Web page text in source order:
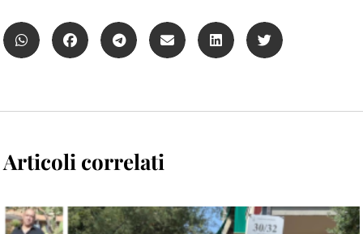
Articoli correlati